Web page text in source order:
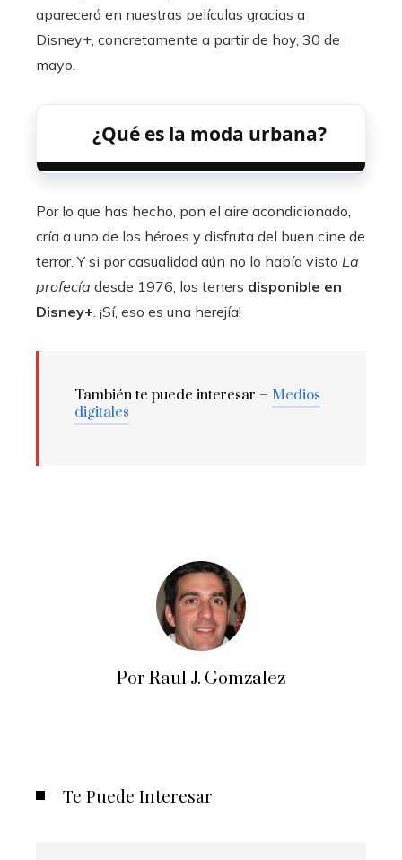
aparecerá en nuestras películas gracias a
Disney+, concretamente a partir de hoy, 30 de
mayo.
¿Qué es la moda urbana?
Por lo que has hecho, pon el aire acondicionado,
cría a uno de los héroes y disfruta del buen cine de
terror. Y si por casualidad aún no lo había visto La
profecía desde 1976, los teners disponible en
Disney+. ¡Sí, eso es una herejía!
También te puede interesar – Medios
digitales
Por Raul J. Gomzalez
Te Puede Interesar